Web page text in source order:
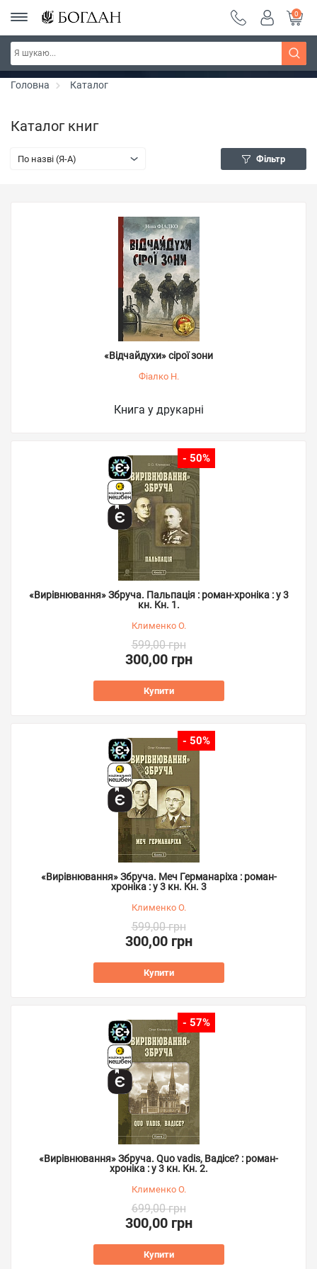
РОЗПРОДАЖ ~ 150 грн ~ 200 грн ~ 250 грн ~
300 грн ~ РОЗПРОДАЖ
Дізнатись більше
0
Головна Каталог
Каталог книг
По назві (Я-А) Фільтр
«Відчайдухи» сірої зони
Фіалко Н.
Книга у друкарні
- 50%
«Вирівнювання» Збруча. Пальпація : роман-хроніка : у 3
кн. Кн. 1.
Клименко О.
599,00 грн
300,00 грн
Купити
- 50%
«Вирівнювання» Збруча. Меч Германаріха : роман-
хроніка : у 3 кн. Кн. 3
Клименко О.
599,00 грн
300,00 грн
Купити
- 57%
«Вирівнювання» Збруча. Quo vadis, Вадісе? : роман-
хроніка : у 3 кн. Кн. 2.
Клименко О.
699,00 грн
300,00 грн
Купити